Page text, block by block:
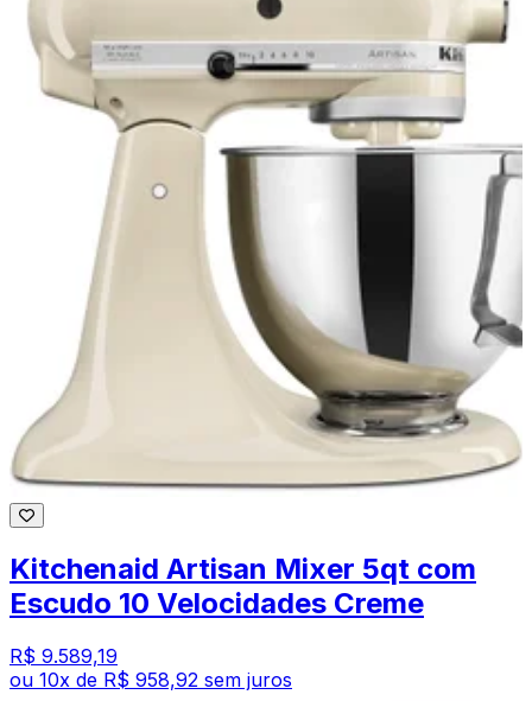
Kitchenaid Artisan Mixer 5qt com
Escudo 10 Velocidades Creme
R$ 9.589,19
ou 10x de R$ 958,92 sem juros